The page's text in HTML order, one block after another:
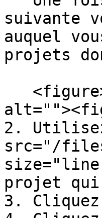
suivante
auquel
projets
2.
src="/
projet
3.